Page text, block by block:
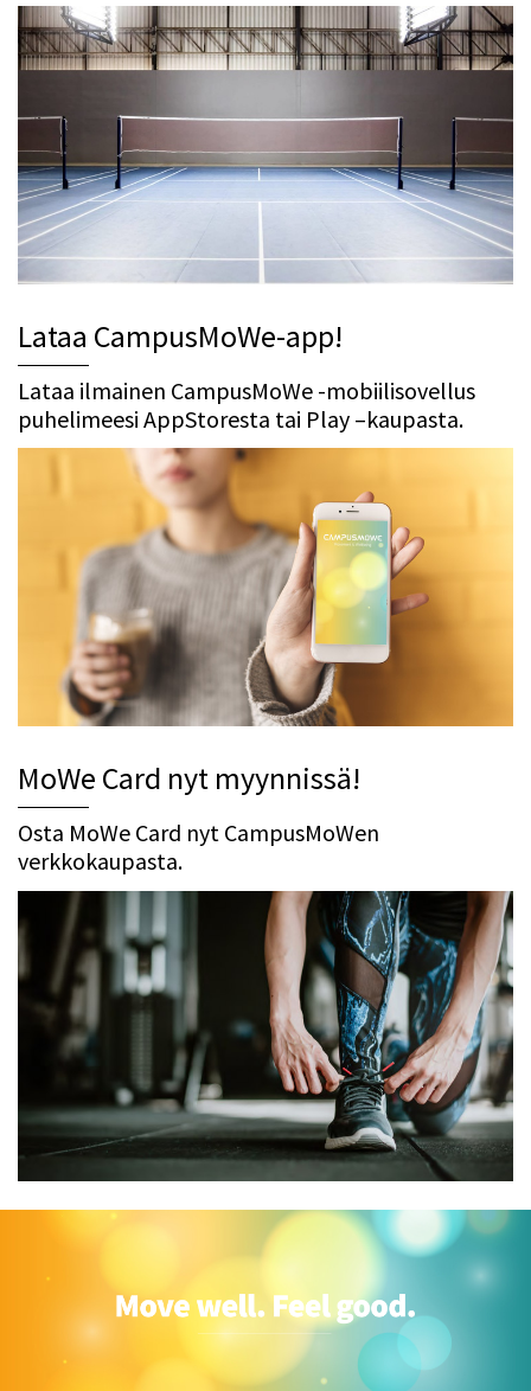
Lataa CampusMoWe-app!
Lataa ilmainen CampusMoWe -mobiilisovellus
puhelimeesi AppStoresta tai Play –kaupasta.
MoWe Card nyt myynnissä!
Osta MoWe Card nyt CampusMoWen
verkkokaupasta.